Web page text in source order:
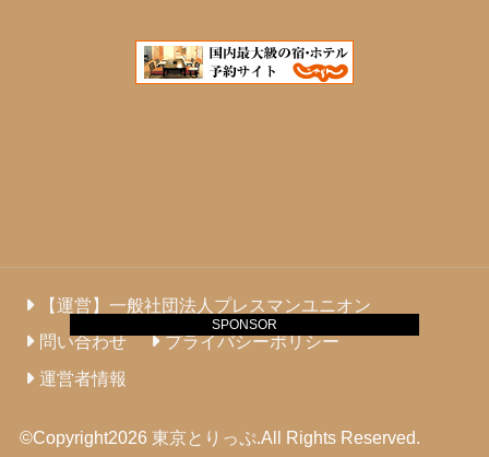
SPONSOR
【運営】一般社団法人プレスマンユニオン
問い合わせ
プライバシーポリシー
運営者情報
©Copyright2026 東京とりっぷ.All Rights Reserved.